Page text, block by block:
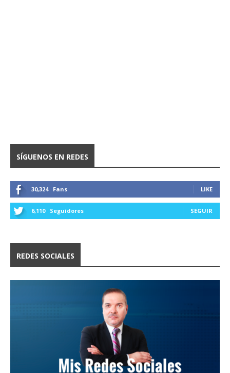
SÍGUENOS EN REDES
30,324 Fans LIKE
6,110 Seguidores SEGUIR
REDES SOCIALES